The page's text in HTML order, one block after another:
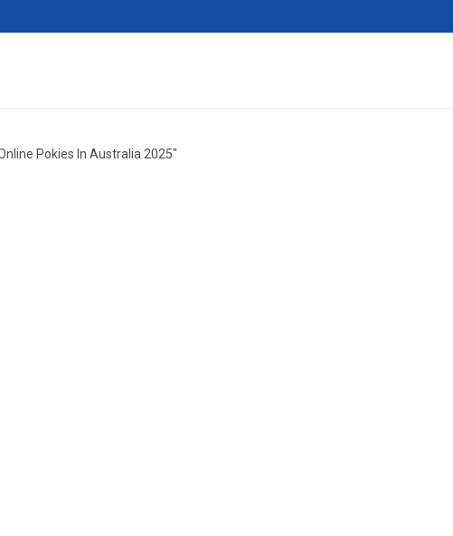
Pokies In Australia 2025″